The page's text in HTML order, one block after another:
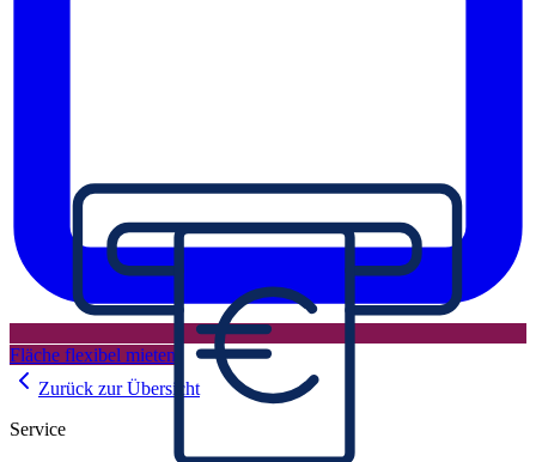
Fläche flexibel mieten
Zurück zur Übersicht
Service